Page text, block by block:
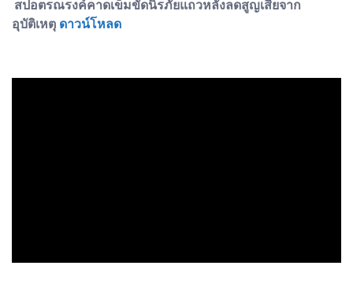
สปอตรณรงค์คาดเข็มขัดนิรภัยแถวหลังลดสูญเสียจาก
อุบัติเหตุ ดาวน์โหลด